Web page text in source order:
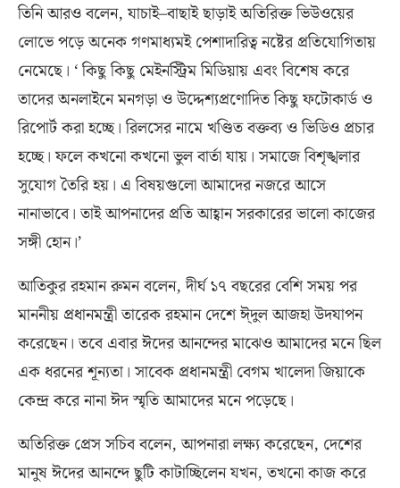
তিনি আরও বলেন,যাচাই–বাছাই ছাড়াই অতিরিক্ত ভিউওয়ের
লোভে পড়ে অনেক গণমাধ্যমই পেশাদারিত্ব নষ্টের প্রতিযোগিতায়
নেমেছে। ‘ কিছু কিছু মেইনস্ট্রিম মিডিয়ায় এবং বিশেষ করে
তাদের অনলাইনে মনগড়া ও উদ্দেশ্যপ্রণোদিত কিছু ফটোকার্ড ও
রিপোর্ট করা হচ্ছে। রিলসের নামে খণ্ডিত বক্তব্য ও ভিডিও প্রচার
হচ্ছে। ফলে কখনো কখনো ভুল বার্তা যায়। সমাজে বিশৃঙ্খলার
সুযোগ তৈরি হয়। এ বিষয়গুলো আমাদের নজরে আসে
নানাভাবে। তাই আপনাদের প্রতি আহ্বান সরকারের ভালো কাজের
সঙ্গী হোন।’
আতিকুর রহমান রুমন বলেন,দীর্ঘ ১৭ বছরের বেশি সময় পর
মাননীয় প্রধানমন্ত্রী তারেক রহমান দেশে ঈ্দুল আজহা উদযাপন
করেছেন। তবে এবার ঈদের আনন্দের মাঝেও আমাদের মনে ছিল
এক ধরনের শূন্যতা। সাবেক প্রধানমন্ত্রী বেগম খালেদা জিয়াকে
কেন্দ্র করে নানা ঈদ স্মৃতি আমাদের মনে পড়েছে।
অতিরিক্ত প্রেস সচিব বলেন,আপনারা লক্ষ্য করেছেন, দেশের
মানুষ ঈদের আনন্দে ছুটি কাটাচ্ছিলেন যখন,তখনো কাজ করে